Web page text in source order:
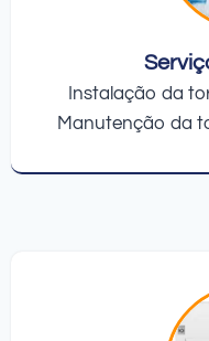
Instalação da
Manutenção da